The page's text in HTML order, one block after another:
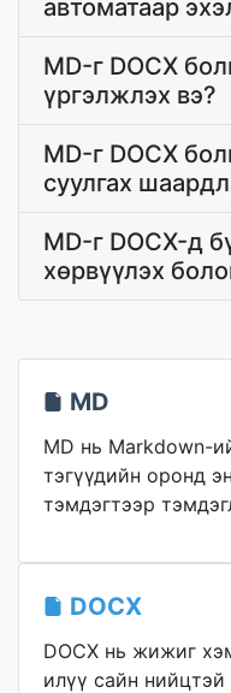
автоматаар
MD-г DOCX
үргэлжлэх вэ?
MD-г DOCX
суулгах
MD-г DOCX-д
хөрвүүлэх
MD
MD нь Markdown-
тэгүүдийн оронд
тэмдэгтээр
DOCX
DOCX нь жижиг
илүү сайн